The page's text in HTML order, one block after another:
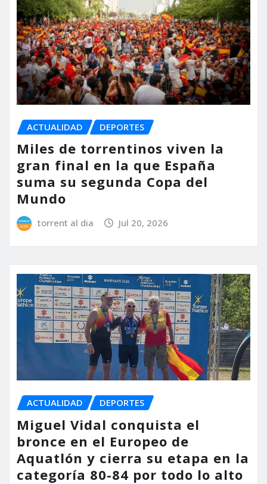
ACTUALIDAD DEPORTES
Miles de torrentinos viven la
gran final en la que España
suma su segunda Copa del
Mundo
torrent al dia Jul 20, 2026
ACTUALIDAD DEPORTES
Miguel Vidal conquista el
bronce en el Europeo de
Aquatlón y cierra su etapa en la
categoría 80-84 por todo lo alto